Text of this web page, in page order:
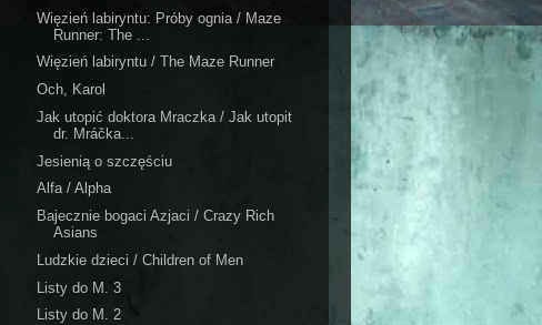
Więzień labiryntu: Próby ognia / Maze
Runner: The ...
Więzień labiryntu / The Maze Runner
Och, Karol
Jak utopić doktora Mraczka / Jak utopit
dr. Mráčka...
Jesienią o szczęściu
Alfa / Alpha
Bajecznie bogaci Azjaci / Crazy Rich
Asians
Ludzkie dzieci / Children of Men
Listy do M. 3
Listy do M. 2